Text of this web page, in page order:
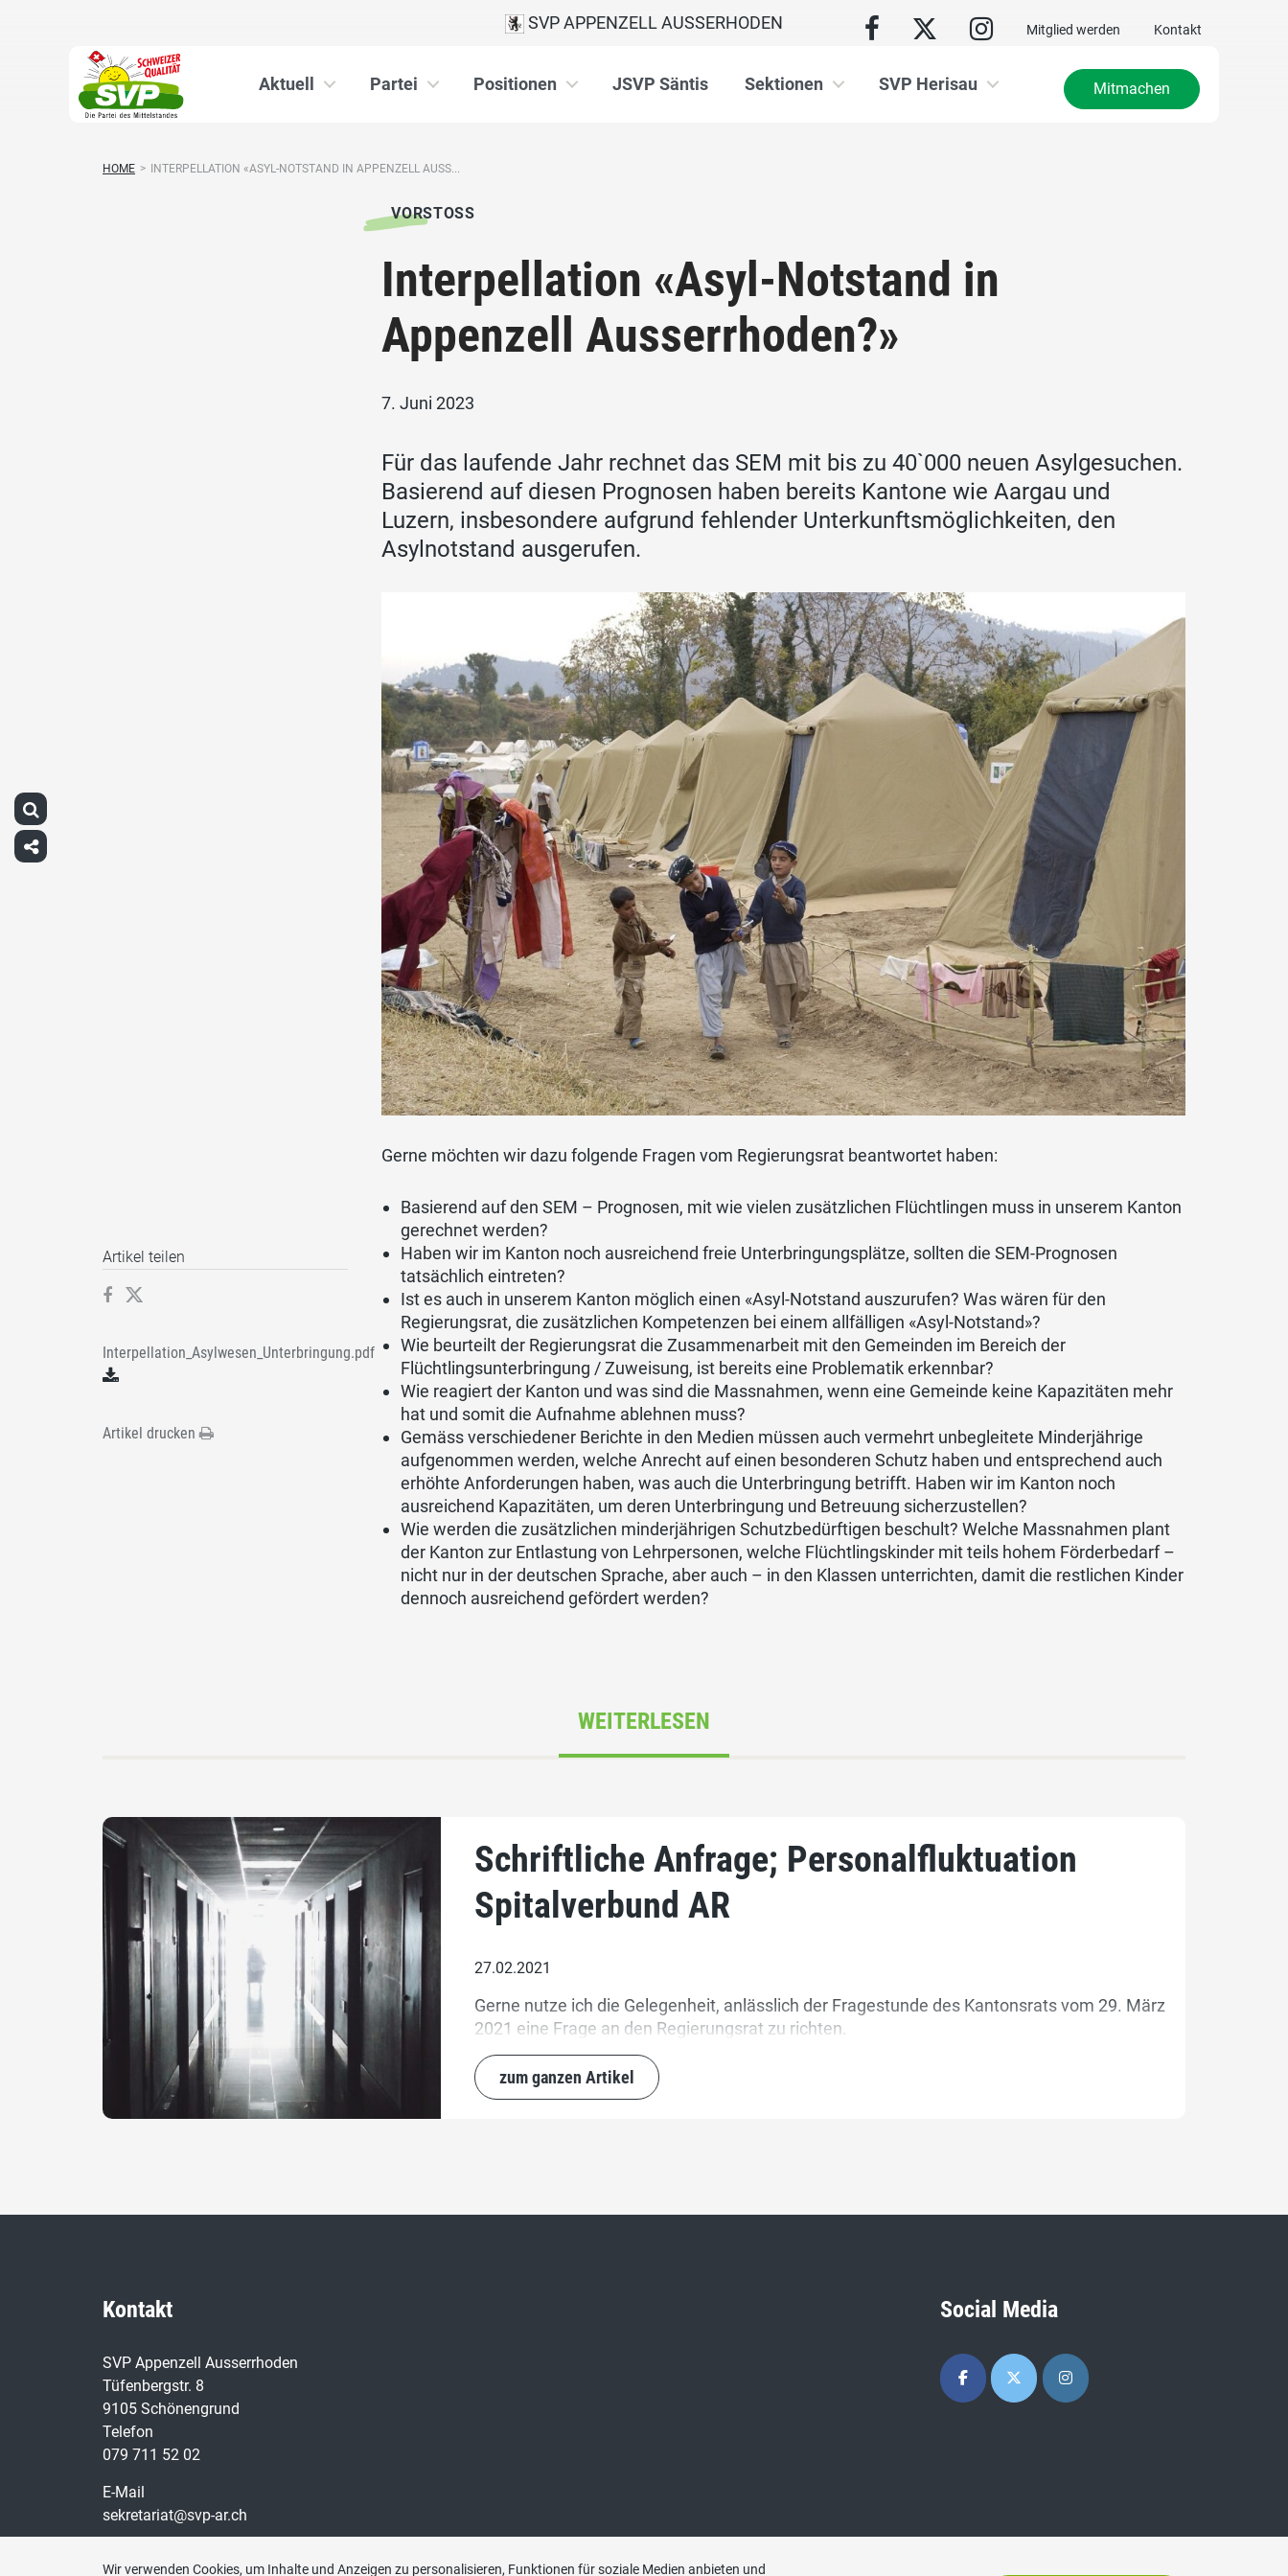
Mitglied werden Kontakt
SVP APPENZELL AUSSERHODEN
Aktuell Partei Positionen JSVP Säntis Sektionen SVP Herisau Mitmachen
HOME > INTERPELLATION «ASYL-NOTSTAND IN APPENZELL AUSS...
VORSTOSS
Interpellation «Asyl-Notstand in
Appenzell Ausserrhoden?»
7. Juni 2023
Für das laufende Jahr rechnet das SEM mit bis zu 40`000 neuen Asylgesuchen.
Basierend auf diesen Prognosen haben bereits Kantone wie Aargau und
Luzern, insbesondere aufgrund fehlender Unterkunftsmöglichkeiten, den
Asylnotstand ausgerufen.
Gerne möchten wir dazu folgende Fragen vom Regierungsrat beantwortet haben:
Basierend auf den SEM – Prognosen, mit wie vielen zusätzlichen Flüchtlingen muss in unserem Kanton
gerechnet werden?
Haben wir im Kanton noch ausreichend freie Unterbringungsplätze, sollten die SEM-Prognosen
tatsächlich eintreten?
Ist es auch in unserem Kanton möglich einen «Asyl-Notstand auszurufen? Was wären für den
Regierungsrat, die zusätzlichen Kompetenzen bei einem allfälligen «Asyl-Notstand»?
Wie beurteilt der Regierungsrat die Zusammenarbeit mit den Gemeinden im Bereich der
Flüchtlingsunterbringung / Zuweisung, ist bereits eine Problematik erkennbar?
Wie reagiert der Kanton und was sind die Massnahmen, wenn eine Gemeinde keine Kapazitäten mehr
hat und somit die Aufnahme ablehnen muss?
Gemäss verschiedener Berichte in den Medien müssen auch vermehrt unbegleitete Minderjährige
aufgenommen werden, welche Anrecht auf einen besonderen Schutz haben und entsprechend auch
erhöhte Anforderungen haben, was auch die Unterbringung betrifft. Haben wir im Kanton noch
ausreichend Kapazitäten, um deren Unterbringung und Betreuung sicherzustellen?
Wie werden die zusätzlichen minderjährigen Schutzbedürftigen beschult? Welche Massnahmen plant
der Kanton zur Entlastung von Lehrpersonen, welche Flüchtlingskinder mit teils hohem Förderbedarf –
nicht nur in der deutschen Sprache, aber auch – in den Klassen unterrichten, damit die restlichen Kinder
dennoch ausreichend gefördert werden?
Artikel teilen
Interpellation_Asylwesen_Unterbringung.pdf
Artikel drucken
WEITERLESEN
Schriftliche Anfrage; Personalfluktuation
Spitalverbund AR
27.02.2021
Gerne nutze ich die Gelegenheit, anlässlich der Fragestunde des Kantonsrats vom 29. März
2021 eine Frage an den Regierungsrat zu richten.
zum ganzen Artikel
Kontakt
SVP Appenzell Ausserrhoden
Tüfenbergstr. 8
9105 Schönengrund
Telefon
079 711 52 02
E-Mail
sekretariat@svp-ar.ch
Social Media
Wir verwenden Cookies, um Inhalte und Anzeigen zu personalisieren, Funktionen für soziale Medien anbieten und